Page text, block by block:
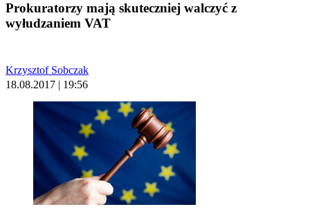
Prokuratorzy mają skuteczniej walczyć z
wyłudzaniem VAT
Krzysztof Sobczak
18.08.2017 | 19:56